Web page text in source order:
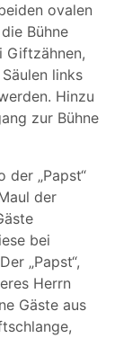
ovalen
Bühne
links
Hinzu
zur Bühne
„Papst“
der
bei
„Papst“,
Herrn
Gäste aus